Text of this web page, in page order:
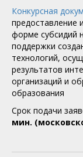
Конкурсная
предоставление
форме субсидий
поддержки
технологий,
результатов
организаций и
образования
Срок подачи
мин.